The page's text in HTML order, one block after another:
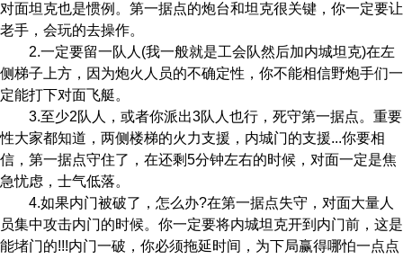
对面坦克也是惯例。第一据点的炮台和坦克很关键，你一定要让
老手，会玩的去操作。
2.一定要留一队人(我一般就是工会队然后加内城坦克)在左
侧梯子上方，因为炮火人员的不确定性，你不能相信野炮手们一
定能打下对面飞艇。
3.至少2队人，或者你派出3队人也行，死守第一据点。重要
性大家都知道，两侧楼梯的火力支援，内城门的支援...你要相
信，第一据点守住了，在还剩5分钟左右的时候，对面一定是焦
急忧虑，士气低落。
4.如果内门被破了，怎么办?在第一据点失守，对面大量人
员集中攻击内门的时候。你一定要将内城坦克开到内门前，这是
能堵门的!!!内门一破，你必须拖延时间，为下局赢得哪怕一点点